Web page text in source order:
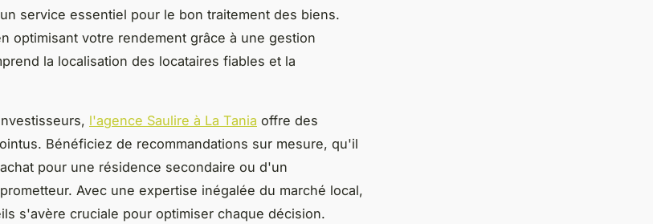
service essentiel pour le bon traitement des biens.
optimisant votre rendement grâce à une gestion
la localisation des locataires fiables et la
l'agence Saulire à La Tania offre des
Bénéficiez de recommandations sur mesure, qu'il
pour une résidence secondaire ou d'un
Avec une expertise inégalée du marché local,
s'avère cruciale pour optimiser chaque décision.